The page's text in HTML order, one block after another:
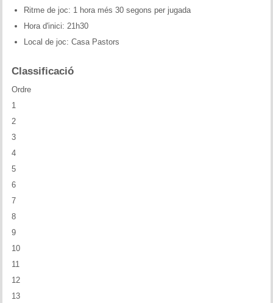
Historial del torneig Montgrí
INFORMACIÓ
Memòries
Ritme de joc: 1 hora més 30 segons per jugada
Hora d'inici: 21h30
Local de joc: Casa Pastors
Classificació
Ordre
1
2
3
4
5
6
7
8
9
10
11
12
13